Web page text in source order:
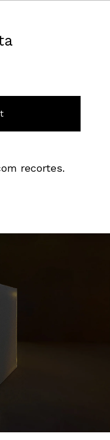
recortes.